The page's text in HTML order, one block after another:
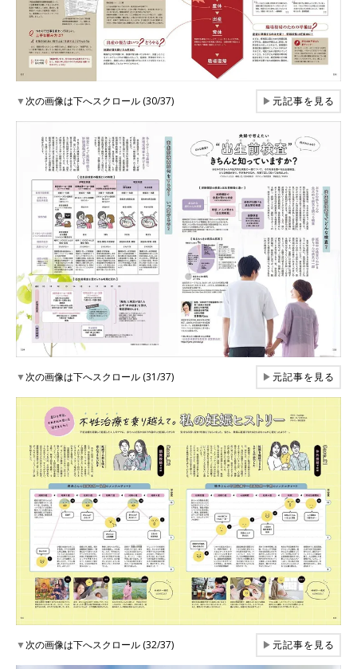
▼次の画像は下へスクロール (30/37) ▶元記事を見る
▼次の画像は下へスクロール (31/37) ▶元記事を見る
▼次の画像は下へスクロール (32/37) ▶元記事を見る